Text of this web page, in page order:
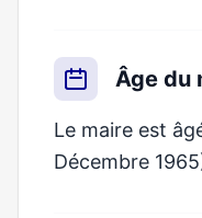
Âge du
Le maire est
Décembre